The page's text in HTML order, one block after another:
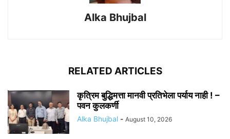
Alka Bhujbal
RELATED ARTICLES
कृत्रिम बुद्धिमत्ता मानवी प्रतिभेला पर्याय नाही ! –
पवन कुलकर्णी
Alka Bhujbal - August 10, 2026